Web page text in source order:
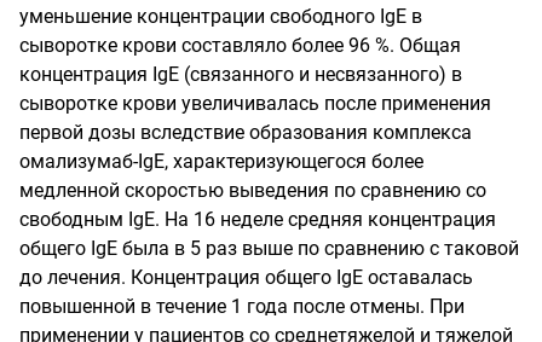
уменьшение концентрации свободного IgE в
сыворотке крови составляло более 96 %. Общая
концентрация IgE (связанного и несвязанного) в
сыворотке крови увеличивалась после применения
первой дозы вследствие образования комплекса
омализумаб-IgE, характеризующегося более
медленной скоростью выведения по сравнению со
свободным IgE. На 16 неделе средняя концентрация
общего IgE была в 5 раз выше по сравнению с таковой
до лечения. Концентрация общего IgE оставалась
повышенной в течение 1 года после отмены. При
применении у пациентов со среднетяжелой и тяжелой